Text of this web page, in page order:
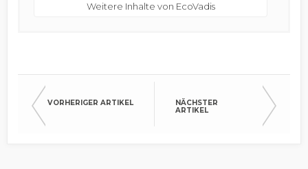
Weitere Inhalte von EcoVadis
VORHERIGER ARTIKEL
NÄCHSTER
ARTIKEL